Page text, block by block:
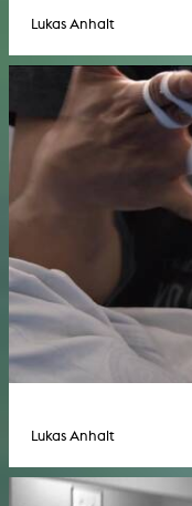
Lukas Anhalt
Lukas Anhalt